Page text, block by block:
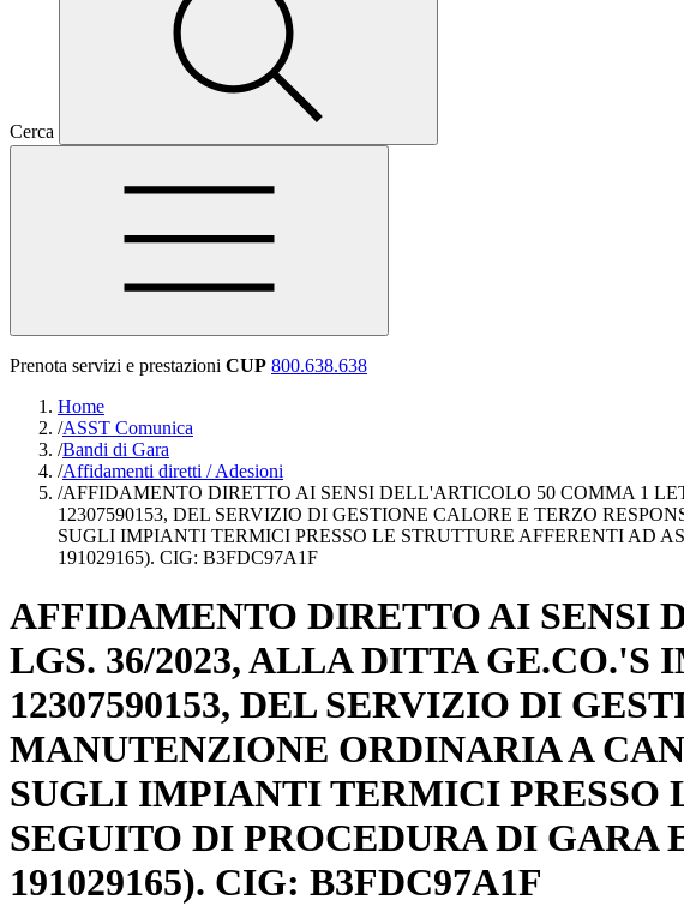
Cerca
Prenota servizi e prestazioni CUP 800.638.638
Home
/ASST Comunica
/Bandi di Gara
/Affidamenti diretti / Adesioni
/AFFIDAMENTO DIRETTO AI SENSI DELL'ARTICOLO 50 COMMA 1
12307590153, DEL SERVIZIO DI GESTIONE CALORE E TERZO
SUGLI IMPIANTI TERMICI PRESSO LE STRUTTURE AFFERENTI AD
191029165). CIG: B3FDC97A1F
AFFIDAMENTO DIRETTO AI SENSI
LGS. 36/2023, ALLA DITTA
12307590153, DEL SERVIZIO DI
MANUTENZIONE ORDINARIA A
SUGLI IMPIANTI TERMICI PRESSO
SEGUITO DI PROCEDURA DI
191029165). CIG: B3FDC97A1F